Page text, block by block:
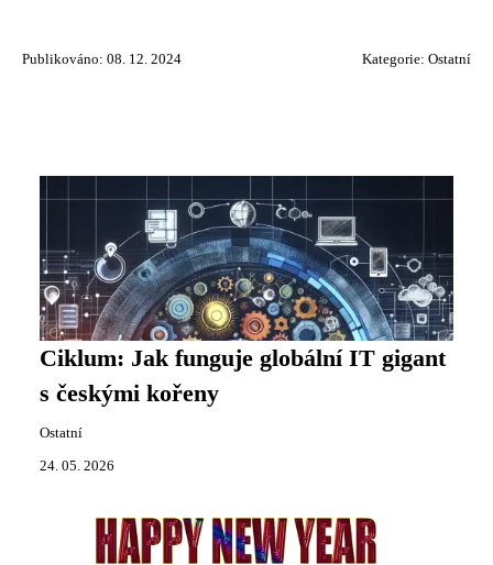
Publikováno: 08. 12. 2024 Kategorie: Ostatní
Ciklum: Jak funguje globální IT gigant
s českými kořeny
Ostatní
24. 05. 2026